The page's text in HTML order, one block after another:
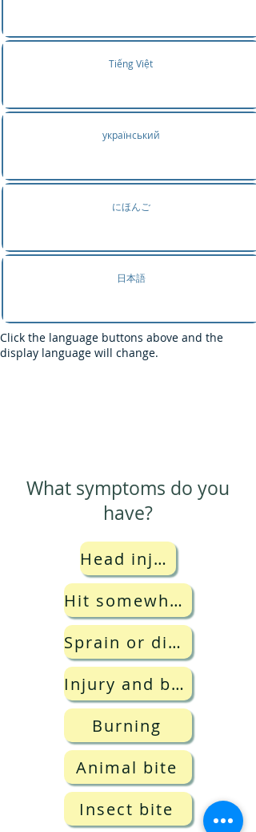
Tiếng Việt
український
にほんご
日本語
Click the language buttons above and the
display language will change.
What symptoms do you
have?
Head injury
Hit somewhere in the body other than the head
Sprain or dislocation
Injury and bleeding
Burning
Animal bite
Insect bite